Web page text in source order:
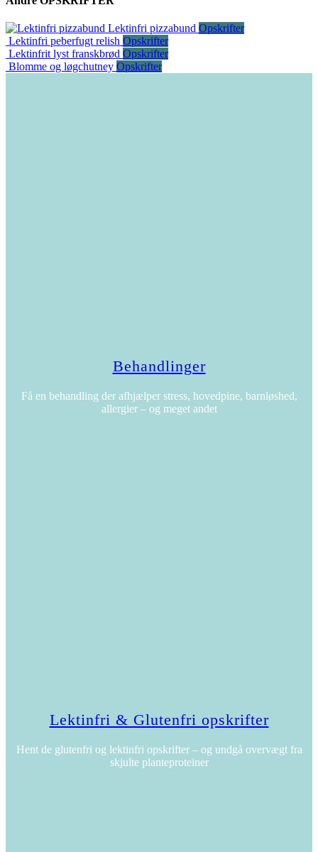
Lektinfri pizzabund Opskrifter
Lektinfri peberfugt relish Opskrifter
Lektinfrit lyst franskbrød Opskrifter
Blomme og løgchutney Opskrifter
Behandlinger
Få en behandling der afhjælper stress, hovedpine, barnløshed,
allergier – og meget andet
Lektinfri & Glutenfri opskrifter
Hent de glutenfri og lektinfri opskrifter – og undgå overvægt fra
skjulte planteproteiner